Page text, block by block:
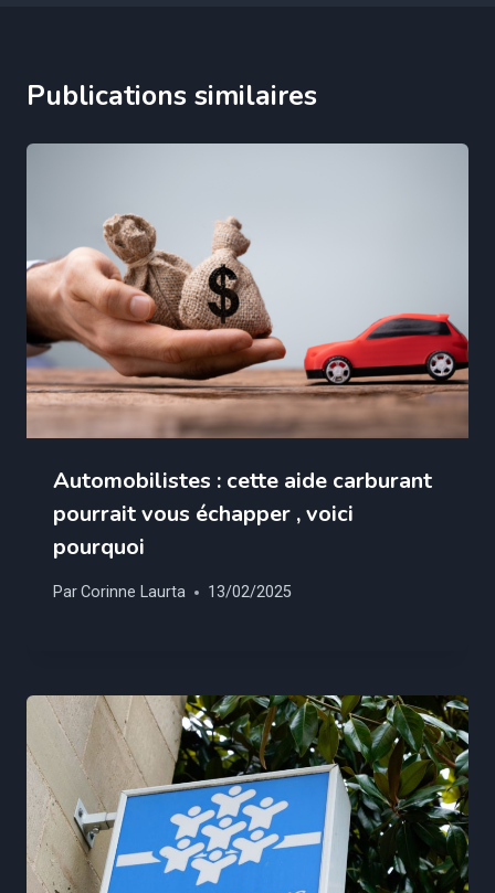
Publications similaires
Automobilistes : cette aide carburant
pourrait vous échapper , voici
pourquoi
ParCorinne Laurta 13/02/2025